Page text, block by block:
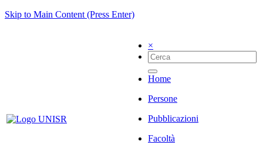
Skip to Main Content (Press Enter)
×
Home
Persone
Pubblicazioni
Facoltà